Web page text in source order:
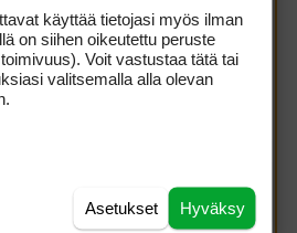
vai keskimäärin lyhenisi
peliin syyllistyisivät sen jälkeen
greenin tyhjentymistä ja
pitkään ja hartaasti
provonoina, mutta minä olen
jokainen pois jäänyt lyönti
kierrosaikojen, jos etummaisia
käyttää tietojasi myös ilman
on siihen oikeutettu peruste
Voit vastustaa tätä tai
valitsemalla alla olevan
Hyväksy
Asetukset